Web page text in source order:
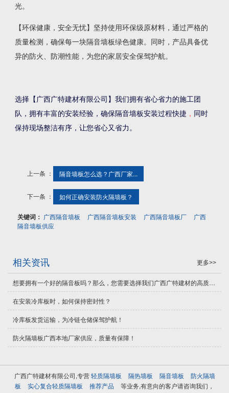
光。
【环保健康，安全无忧】坚持使用环保级原材料，通过严格的
质量检测，确保每一块隔音墙板绿色健康。同时，产品具备优
异的防火、防潮性能，为您的家居安全保驾护航。
选择【广西广特建材有限公司 】我们拥有省心省力的施工团
队，拥有丰富的安装经验，确保隔音墙板安装过程快捷 ， 同时
保持现场整洁有序，让您省心又省力。
上一条 ： 隔音墙板怎么选？广西厂家...
下一条 ： 如何正确安装防火隔墙板？
关键词： 广西隔音墙板 广西隔音墙板安装 广西隔音墙板厂
广西
隔音墙板供应
相关资讯 更多>>
想要拥有一个好的隔音板吗？那么，您需要选择我们广西广特建材的高质量隔音板！
在安装冷库板时，如何保持密封性？
冷库板发货运输，为冷链仓储保驾护航！
​防火隔墙板广西本地厂家供应，质量有保障！
广西广特建材有限公司,专营轻质隔墙板 隔热墙板 隔音墙板
防火隔墙
板
实心复合轻质隔墙板 推荐产品
等业务,有意向的客户请咨询我们，